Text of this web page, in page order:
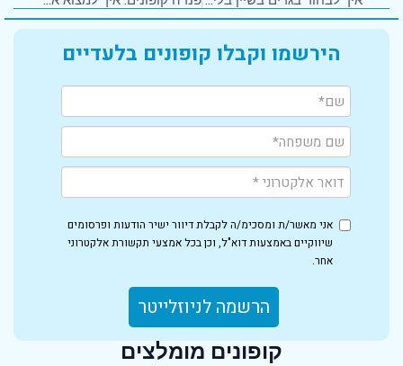
הירשמו וקבלו קופונים בלעדיים
אני מאשר/ת ומסכימ/ה לקבלת דיוור ישיר הודעות ופרסומים
שיווקיים באמצעות דוא"ל, וכן בכל אמצעי תקשורת אלקטרוני
אחר.
הרשמה לניוזלייטר
קופונים מומלצים